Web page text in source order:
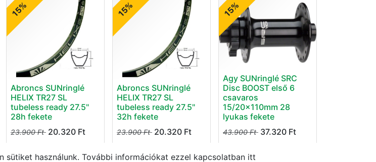
15%
Abroncs SUNringlé
HELIX TR27 SL
tubeless ready 27.5"
28h fekete
23.900Ft 20.320 Ft
15%
Abroncs SUNringlé
HELIX TR27 SL
tubeless ready 27.5"
32h fekete
23.900Ft 20.320 Ft
15%
Agy SUNringlé SRC
Disc BOOST első 6
csavaros
15/20x110mm 28
lyukas fekete
43.900Ft 37.320 Ft
sütiket használunk. További információkat ezzel kapcsolatban itt